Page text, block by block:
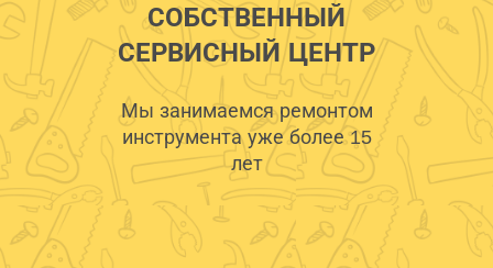
СОБСТВЕННЫЙ
СЕРВИСНЫЙ ЦЕНТР
Мы занимаемся ремонтом
инструмента уже более 15
лет